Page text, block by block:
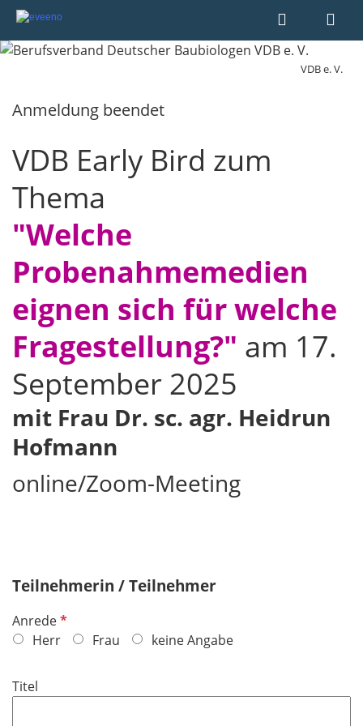
VDB e. V.
Anmeldung beendet
VDB Early Bird zum
Thema
"Welche
Probenahmemedien
eignen sich für welche
Fragestellung?" am 17.
September 2025
mit Frau Dr. sc. agr. Heidrun
Hofmann
online/Zoom-Meeting
Teilnehmerin / Teilnehmer
AnredeP
f
c
Herr Frau keine Angabe
Titel